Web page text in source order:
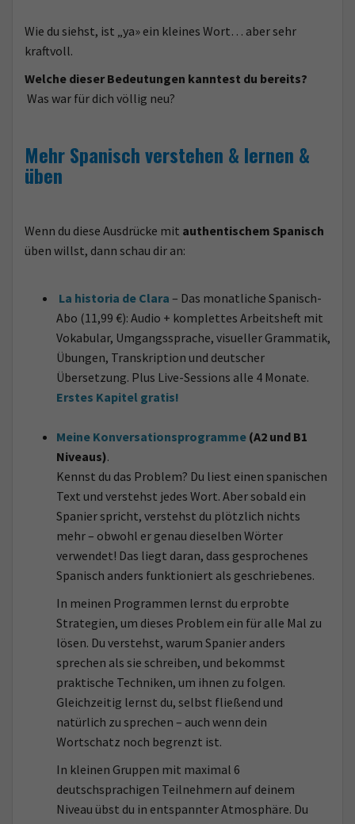
Wie du siehst, ist „ya» ein kleines Wort… aber sehr
kraftvoll.
Welche dieser Bedeutungen kanntest du bereits?
Was war für dich völlig neu?
Mehr Spanisch verstehen & lernen &
üben
Wenn du diese Ausdrücke mit authentischem Spanisch
üben willst, dann schau dir an:
La historia de Clara – Das monatliche Spanisch-
Abo (11,99 €): Audio + komplettes Arbeitsheft mit
Vokabular, Umgangssprache, visueller Grammatik,
Übungen, Transkription und deutscher
Übersetzung. Plus Live-Sessions alle 4 Monate.
Erstes Kapitel gratis!
Meine Konversationsprogramme (A2 und B1
Niveaus).
Kennst du das Problem? Du liest einen spanischen
Text und verstehst jedes Wort. Aber sobald ein
Spanier spricht, verstehst du plötzlich nichts
mehr – obwohl er genau dieselben Wörter
verwendet! Das liegt daran, dass gesprochenes
Spanisch anders funktioniert als geschriebenes.
In meinen Programmen lernst du erprobte
Strategien, um dieses Problem ein für alle Mal zu
lösen. Du verstehst, warum Spanier anders
sprechen als sie schreiben, und bekommst
praktische Techniken, um ihnen zu folgen.
Gleichzeitig lernst du, selbst fließend und
natürlich zu sprechen – auch wenn dein
Wortschatz noch begrenzt ist.
In kleinen Gruppen mit maximal 6
deutschsprachigen Teilnehmern auf deinem
Niveau übst du in entspannter Atmosphäre. Du